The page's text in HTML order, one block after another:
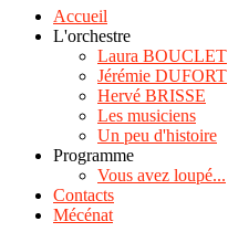
Accueil
L'orchestre
Laura BOUCLET
Jérémie DUFORT
Hervé BRISSE
Les musiciens
Un peu d'histoire
Programme
Vous avez loupé...
Contacts
Mécénat